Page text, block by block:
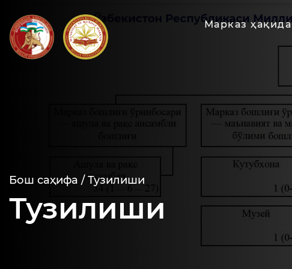
Марказ ҳақида
Бош саҳифа / Тузилиши
Тузилиши